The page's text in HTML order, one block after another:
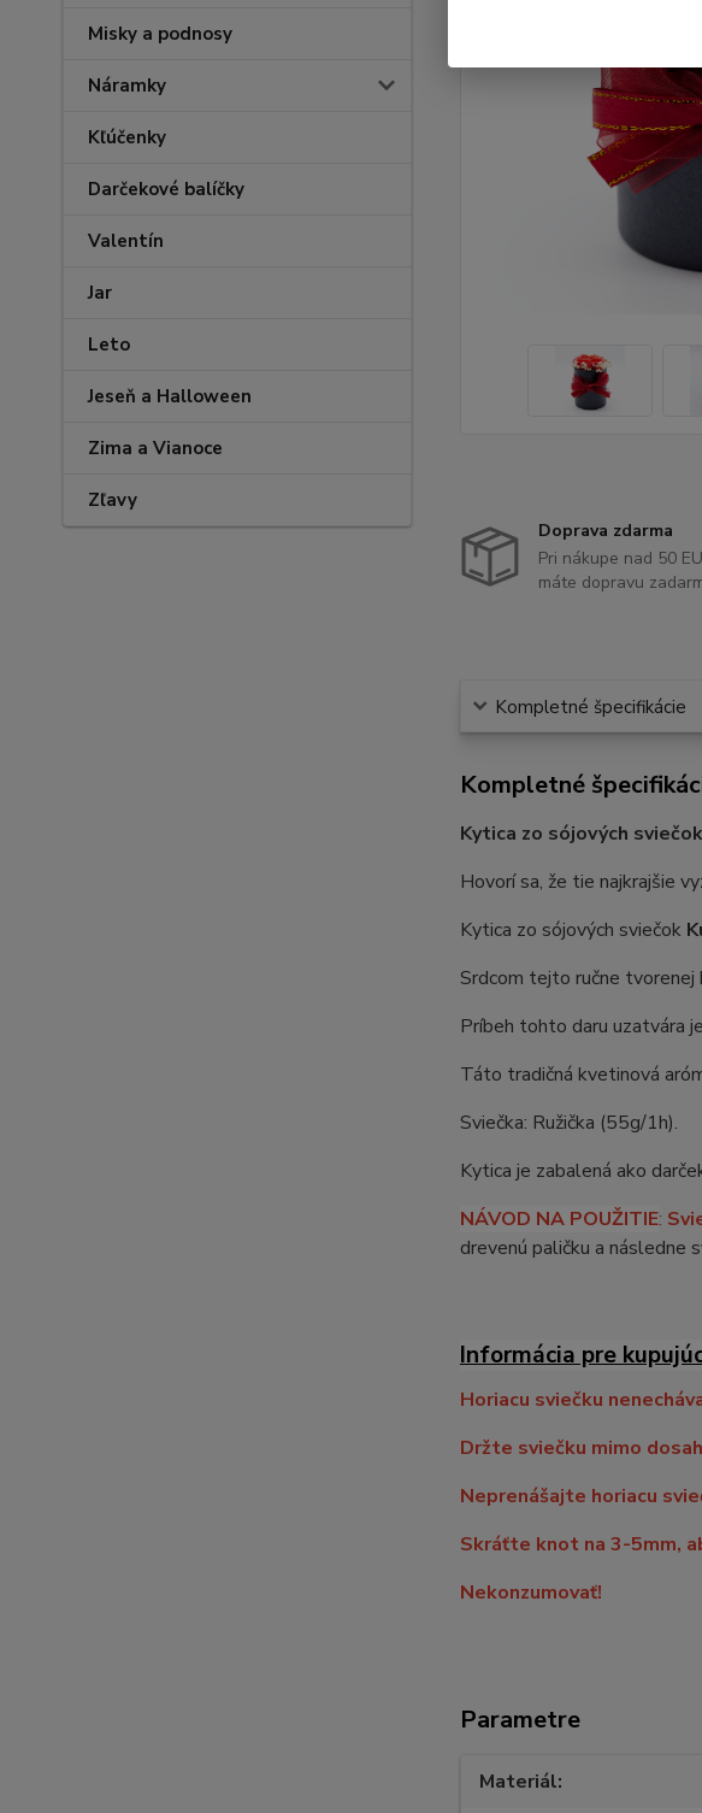
Misky a podnosy
Náramky
Kľúčenky
Darčekové balíčky
Valentín
Jar
Leto
Jeseň a Halloween
Zima a Vianoce
Zľavy
Doprava zdarma
Pri nákupe nad 50
máte dopravu
Kompletné špecifikácie
Kompletné
Kytica zo sójových
Hovorí sa, že tie najkrajšie
Kytica zo sójových sviečok
Srdcom tejto ručne tvorenej
Príbeh tohto daru uzatvára
Táto tradičná kvetinová
Sviečka: Ružička (55g/1h).
Kytica je zabalená ako
NÁVOD NA POUŽITIE:
drevenú paličku a následne
Informácia pre
Horiacu sviečku
Držte sviečku mimo
Neprenášajte horiacu
Skráťte knot na 3-5mm,
Nekonzumovať!
Parametre
Materiál